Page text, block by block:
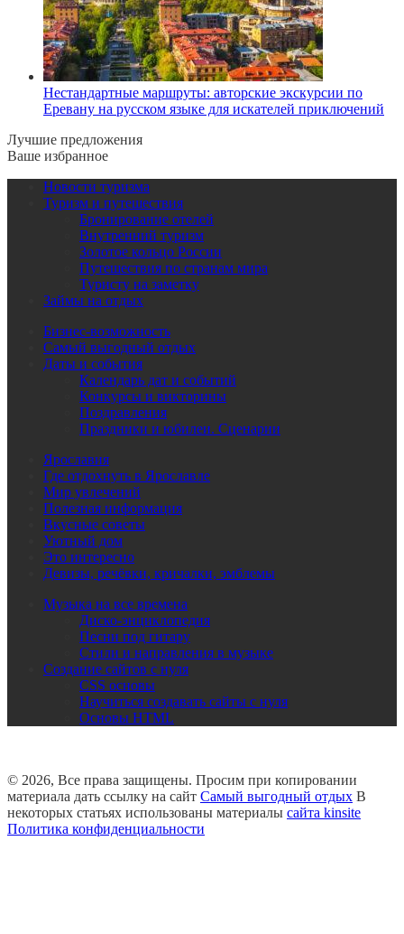
Нестандартные маршруты: авторские экскурсии по
Еревану на русском языке для искателей приключений
Лучшие предложения
Ваше избранное
Новости туризма
Туризм и путешествия
Бронирование отелей
Внутренний туризм
Золотое кольцо России
Путешествия по странам мира
Туристу на заметку
Займы на отдых
Бизнес-возможность
Самый выгодный отдых
Даты и события
Календарь дат и событий
Конкурсы и викторины
Поздравления
Праздники и юбилеи. Сценарии
Ярославия
Где отдохнуть в Ярославле
Мир увлечений
Полезная информация
Вкусные советы
Уютный дом
Это интересно
Девизы, речёвки, кричалки, эмблемы
Музыка на все времена
Диско-энциклопедия
Песни под гитару
Стили и направления в музыке
Создание сайтов с нуля
CSS основы
Научиться создавать сайты с нуля
Основы HTML
© 2026, Все права защищены. Просим при копировании
материала дать ссылку на сайт Самый выгодный отдых В
некоторых статьях использованы материалы сайта kinsite
Политика конфиденциальности